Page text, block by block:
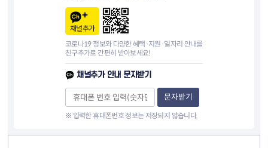
채널추가
코로나19 정보와 다양한 혜택·지원·일자리 안내를
친구추가로 간편히 받아보세요!
채널추가 안내 문자받기
문자받기
※ 입력한 휴대폰번호 정보는 저장되지 않습니다.